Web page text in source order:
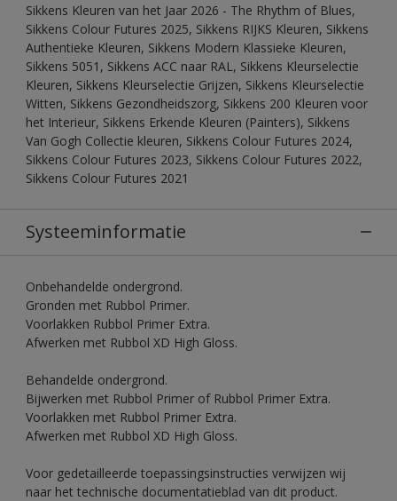
Sikkens Kleuren van het Jaar 2026 - The Rhythm of Blues,
Sikkens Colour Futures 2025, Sikkens RIJKS Kleuren, Sikkens
Authentieke Kleuren, Sikkens Modern Klassieke Kleuren,
Sikkens 5051, Sikkens ACC naar RAL, Sikkens Kleurselectie
Kleuren, Sikkens Kleurselectie Grijzen, Sikkens Kleurselectie
Witten, Sikkens Gezondheidszorg, Sikkens 200 Kleuren voor
het Interieur, Sikkens Erkende Kleuren (Painters), Sikkens
Van Gogh Collectie kleuren, Sikkens Colour Futures 2024,
Sikkens Colour Futures 2023, Sikkens Colour Futures 2022,
Sikkens Colour Futures 2021
Systeeminformatie
Onbehandelde ondergrond.
Gronden met Rubbol Primer.
Voorlakken Rubbol Primer Extra.
Afwerken met Rubbol XD High Gloss.
Behandelde ondergrond.
Bijwerken met Rubbol Primer of Rubbol Primer Extra.
Voorlakken met Rubbol Primer Extra.
Afwerken met Rubbol XD High Gloss.
Voor gedetailleerde toepassingsinstructies verwijzen wij
naar het technische documentatieblad van dit product.